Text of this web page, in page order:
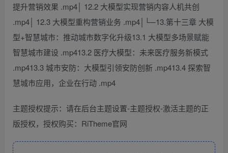
提升营销效果 .mp4│ 12.2 大模型实现营销内容人机共创
.mp4│ 12.3 大模型重构营销业务 .mp4│└─13.第十三章 大模
型+智慧城市：推动城市数字化升级13.1 大模型多场景赋能
智慧城市建设 .mp413.2 医疗大模型：未来医疗服务新模式
.mp413.3 城市安防：大模型引领安防创新 .mp413.4 探索智
慧城市应用，企业在行动 .mp4
主题授权提示：请在后台主题设置-主题授权-激活主题的正
版授权，授权购买：RiTheme官网